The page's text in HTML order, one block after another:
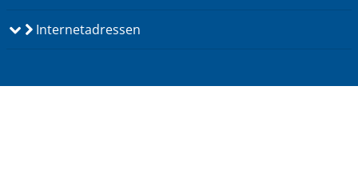
Internetadressen